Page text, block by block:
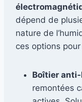
dépend de
nature de
ces options
Boîtier
remontées